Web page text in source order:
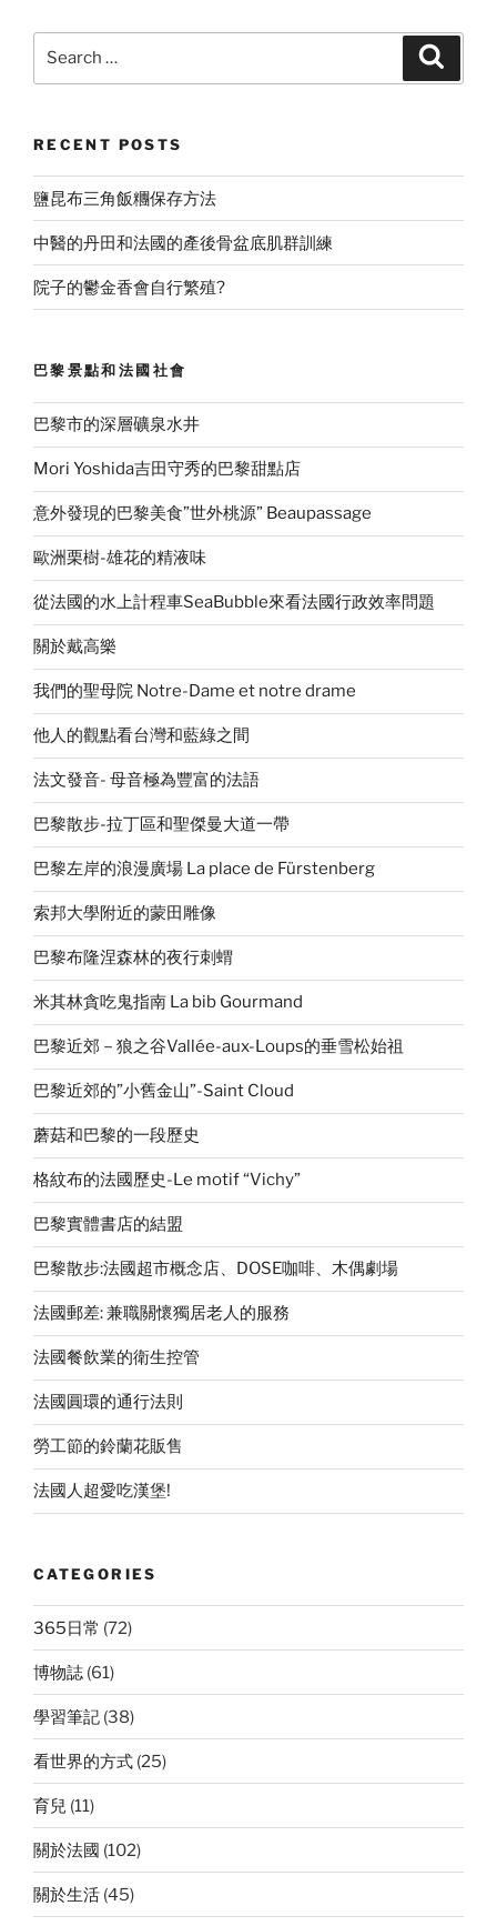
RECENT POSTS
鹽昆布三角飯糰保存方法
中醫的丹田和法國的產後骨盆底肌群訓練
院子的鬱金香會自行繁殖?
巴黎景點和法國社會
巴黎市的深層礦泉水井
Mori Yoshida吉田守秀的巴黎甜點店
意外發現的巴黎美食”世外桃源” Beaupassage
歐洲栗樹-雄花的精液味
從法國的水上計程車SeaBubble來看法國行政效率問題
關於戴高樂
我們的聖母院 Notre-Dame et notre drame
他人的觀點看台灣和藍綠之間
法文發音- 母音極為豐富的法語
巴黎散步-拉丁區和聖傑曼大道一帶
巴黎左岸的浪漫廣場 La place de Fürstenberg
索邦大學附近的蒙田雕像
巴黎布隆涅森林的夜行刺蝟
米其林貪吃鬼指南 La bib Gourmand
巴黎近郊－狼之谷Vallée-aux-Loups的垂雪松始祖
巴黎近郊的”小舊金山”-Saint Cloud
蘑菇和巴黎的一段歷史
格紋布的法國歷史-Le motif “Vichy”
巴黎實體書店的結盟
巴黎散步:法國超市概念店、DOSE咖啡、木偶劇場
法國郵差: 兼職關懷獨居老人的服務
法國餐飲業的衛生控管
法國圓環的通行法則
勞工節的鈴蘭花販售
法國人超愛吃漢堡!
CATEGORIES
365日常 (72)
博物誌 (61)
學習筆記 (38)
看世界的方式 (25)
育兒 (11)
關於法國 (102)
關於生活 (45)